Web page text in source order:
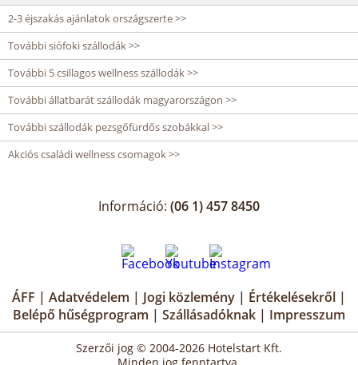
2-3 éjszakás ajánlatok országszerte >>
További siófoki szállodák >>
További 5 csillagos wellness szállodák >>
További állatbarát szállodák magyarországon >>
További szállodák pezsgőfürdős szobákkal >>
Akciós családi wellness csomagok >>
Információ: (06 1) 457 8450
ÁFF | Adatvédelem | Jogi közlemény | Értékelésekről |
Belépő hűségprogram | Szállásadóknak | Impresszum
Szerzői jog © 2004-2026 Hotelstart Kft.